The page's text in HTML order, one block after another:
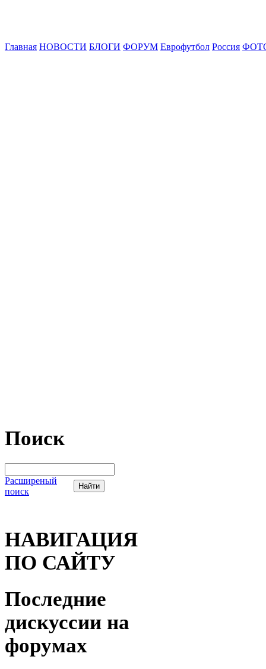
Главная НОВОСТИ БЛОГИ ФОРУМ Еврофутбол Россия
Поиск
Расширеный
поиск
НАВИГАЦИЯ
ПО САЙТУ
Последние
дискуссии на
форумах